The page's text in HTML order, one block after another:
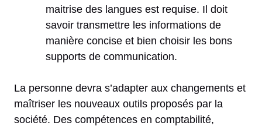
maitrise des langues est requise. Il doit
savoir transmettre les informations de
manière concise et bien choisir les bons
supports de communication.
La personne devra s’adapter aux changements et
maîtriser les nouveaux outils proposés par la
société. Des compétences en comptabilité,